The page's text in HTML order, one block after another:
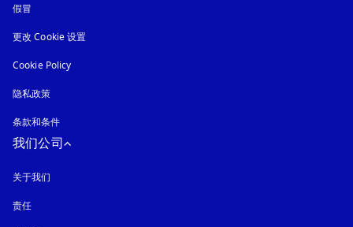
假冒
更改 Cookie 设置
Cookie Policy
隐私政策
条款和条件
我们公司
关于我们
责任